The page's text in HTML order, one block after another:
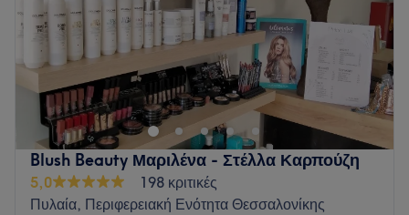
Κυριακή
Κλειστό
To Onar Hair Studio βρίσκεται στην Ανατολική θεσσαλονίκη
και προσφέρει εμπειρία και ποιότητα.Ελατε να γνωριστουμε
απολαμβανοντας τον καφε σας και αφεθειτε με ασφαλεια στα
χερια μας.Στοχος μας να καλυψουμε τις αναγκες σας και να
φυγετε με το πιο λαμπερο χαμογελο!
Go to venue
Blush Beauty Μαριλένα - Στέλλα Καρπούζη
5,0
198 κριτικές
Πυλαία, Περιφερειακή Ενότητα Θεσσαλονίκης